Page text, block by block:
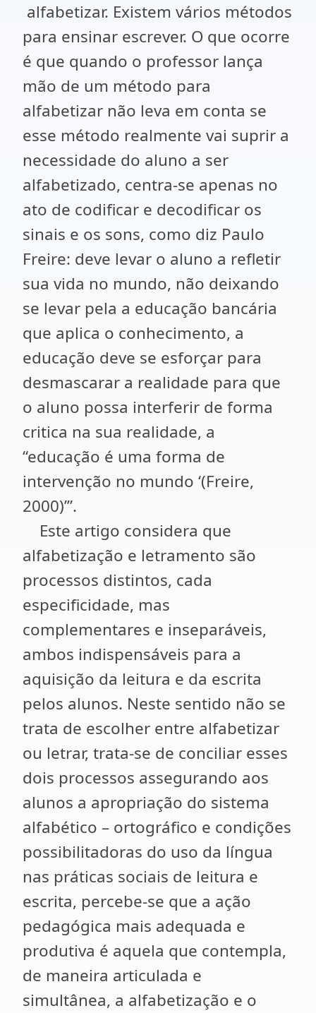
alfabetizar. Existem vários métodos
para ensinar escrever. O que ocorre
é que quando o professor lança
mão de um método para
alfabetizar não leva em conta se
esse método realmente vai suprir a
necessidade do aluno a ser
alfabetizado, centra-se apenas no
ato de codificar e decodificar os
sinais e os sons, como diz Paulo
Freire: deve levar o aluno a refletir
sua vida no mundo, não deixando
se levar pela a educação bancária
que aplica o conhecimento, a
educação deve se esforçar para
desmascarar a realidade para que
o aluno possa interferir de forma
critica na sua realidade, a
“educação é uma forma de
intervenção no mundo ‘(Freire,
2000)’”.
Este artigo considera que
alfabetização e letramento são
processos distintos, cada
especificidade, mas
complementares e inseparáveis,
ambos indispensáveis para a
aquisição da leitura e da escrita
pelos alunos. Neste sentido não se
trata de escolher entre alfabetizar
ou letrar, trata-se de conciliar esses
dois processos assegurando aos
alunos a apropriação do sistema
alfabético – ortográfico e condições
possibilitadoras do uso da língua
nas práticas sociais de leitura e
escrita, percebe-se que a ação
pedagógica mais adequada e
produtiva é aquela que contempla,
de maneira articulada e
simultânea, a alfabetização e o